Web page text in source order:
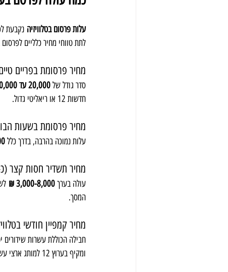
עלות פרסום בטלוויזיה נקבעת
לתת טווחי מחיר כלליים לפרסום בערוץ 12, בהנחה של פרסומת רגילה
מחיר פרסומת בפריים
סדר גודל של 20,000 עד 50,000 ₪
חדשות 12 או ריאליטי גדול.
מחיר פרסומת בשעות
עלות נמוכה בהרבה, בדרך כלל
מחיר תשדיר חסות קצר (כ-5-10
עולה בערך 3,000-8,000 ₪
המסך.
מחיר קמפיין חודשי
חבילה הכוללת עשרות שידורים
ומקיף בערוץ 12 למותג ארצי עשוי להגיע גם לחצי מיליון ש"ח ויותר בחודש, בהתאם לתדירות ולפריים טיים.